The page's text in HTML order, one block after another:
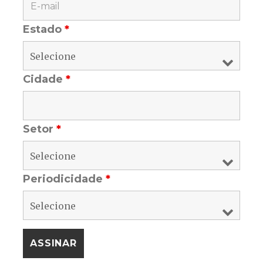
Estado*
Cidade*
Setor*
Periodicidade*